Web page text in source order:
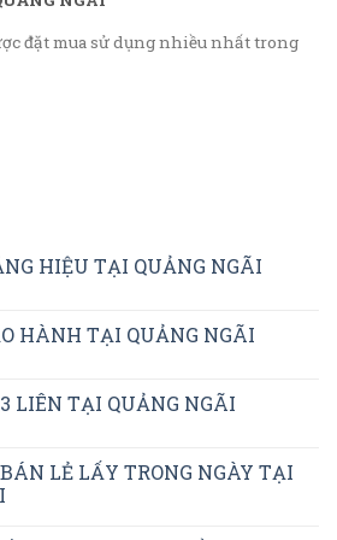
đặt mua sử dụng nhiều nhất trong
HIỆU TẠI QUẢNG NGÃI
HÀNH TẠI QUẢNG NGÃI
LIÊN TẠI QUẢNG NGÃI
LẺ LẤY TRONG NGÀY TẠI